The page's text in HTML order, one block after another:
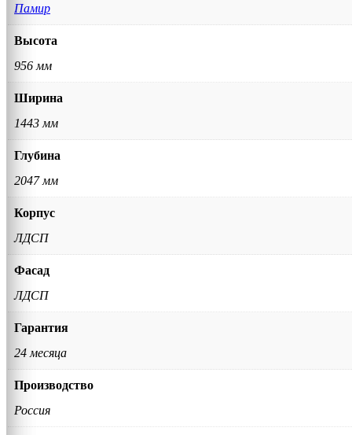
Памир
Высота
956 мм
Ширина
1443 мм
Глубина
2047 мм
Корпус
ЛДСП
Фасад
ЛДСП
Гарантия
24 месяца
Производство
Россия